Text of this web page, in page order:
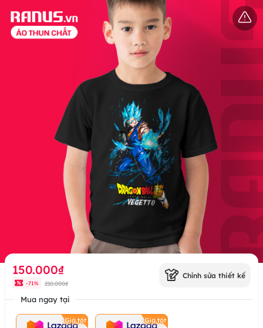
150.000₫
-71% 210.000₫
Chỉnh sửa thiết kế
Mua ngay tại